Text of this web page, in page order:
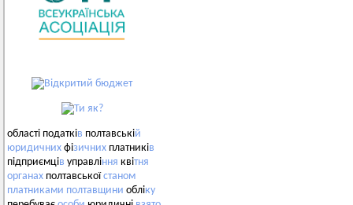
області податків полтавській
юридичних фізичних платників
підприємців управління квітня
органах полтавськоїстаном
платниками полтавщини обліку